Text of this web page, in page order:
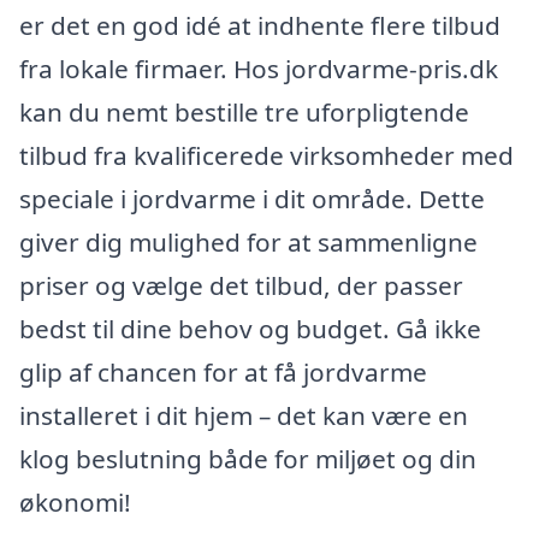
er det en god idé at indhente flere tilbud
fra lokale firmaer. Hos jordvarme-pris.dk
kan du nemt bestille tre uforpligtende
tilbud fra kvalificerede virksomheder med
speciale i jordvarme i dit område. Dette
giver dig mulighed for at sammenligne
priser og vælge det tilbud, der passer
bedst til dine behov og budget. Gå ikke
glip af chancen for at få jordvarme
installeret i dit hjem – det kan være en
klog beslutning både for miljøet og din
økonomi!